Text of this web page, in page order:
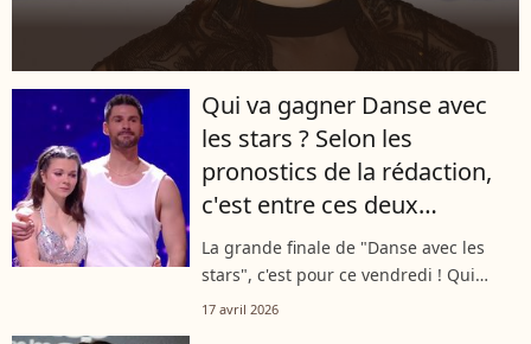
Qui va gagner Danse avec
les stars ? Selon les
pronostics de la rédaction,
c'est entre ces deux
finalistes que tout va se
jouer
La grande finale de "Danse avec les
stars", c'est pour ce vendredi ! Qui
soulèvera le mythique trophée entre
17 avril 2026